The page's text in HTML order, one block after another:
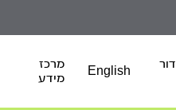
English
מרכז
מידע